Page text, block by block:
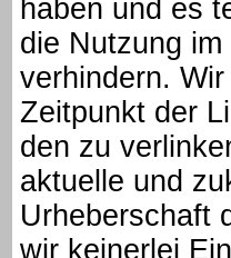
haben und es
die Nutzung
verhindern.
Zeitpunkt der
den zu
aktuelle und
Urheberschaft
wir keinerlei